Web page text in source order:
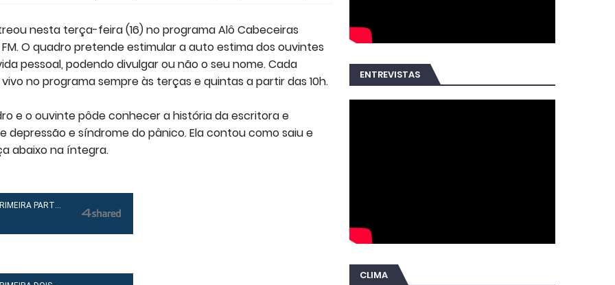
nesta terça-feira (16) no programa Alô Cabeceiras
O quadro pretende estimular a auto estima dos ouvintes
pessoal, podendo divulgar ou não o seu nome. Cada
no programa sempre às terças e quintas a partir das 10h.
e o ouvinte pôde conhecer a história da escritora e
e síndrome do pânico. Ela contou como saiu e
abaixo na íntegra.
ENTREVISTAS
CLIMA